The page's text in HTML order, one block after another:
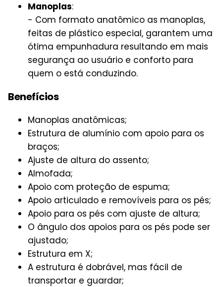
Manoplas:
- Com formato anatômico as manoplas,
feitas de plástico especial, garantem uma
ótima empunhadura resultando em mais
segurança ao usuário e conforto para
quem o está conduzindo.
Benefícios
Manoplas anatômicas;
Estrutura de alumínio com apoio para os
braços;
Ajuste de altura do assento;
Almofada;
Apoio com proteção de espuma;
Apoio articulado e removíveis para os pés;
Apoio para os pés com ajuste de altura;
O ângulo dos apoios para os pés pode ser
ajustado;
Estrutura em X;
A estrutura é dobrável, mas fácil de
transportar e guardar;